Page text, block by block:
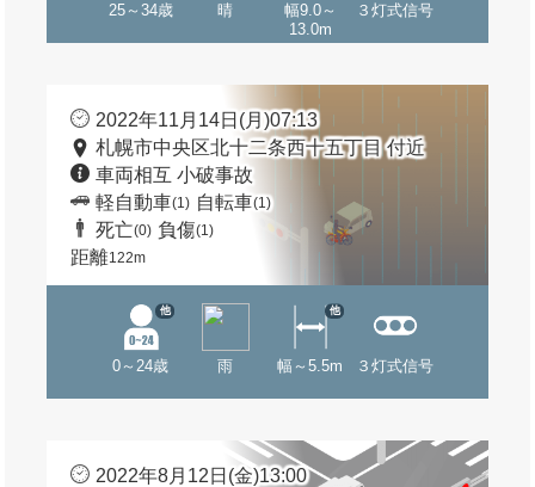
25～34歳 晴
幅9.0～
13.0m
３灯式信号
2022年11月14日(月)07:13
札幌市中央区北十二条西十五丁目 付近
車両相互 小破事故
軽自動車(1) 自転車(1)
死亡(0) 負傷(1)
距離122m
0～24歳
他
雨 幅～5.5m
他
３灯式信号
2022年8月12日(金)13:00